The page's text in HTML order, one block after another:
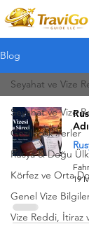
Blog
Seyahat ve Vize
Gezilecek Yerler
Rusya & Doğu
Körfez ve Orta
Genel Vize
Vize Reddi, İtiraz
Seyahat ve Vize
19